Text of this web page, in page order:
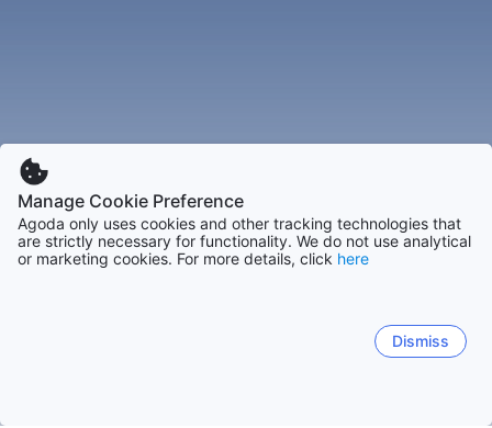
Manage Cookie Preference
Agoda only uses cookies and other tracking technologies that
are strictly necessary for functionality. We do not use analytical
or marketing cookies. For more details, click here
Dismiss